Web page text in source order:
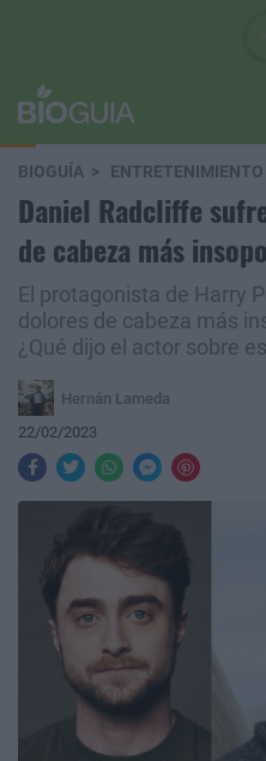
BIOGUÍA ENTRETENIMIENTO
Daniel Radcliffe
de cabeza más
El protagonista de Harry
dolores de cabeza más
¿Qué dijo el actor sobre
Hernán Lameda
22/02/2023